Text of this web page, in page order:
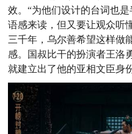
效。“为他们设计的台词也
语感来读，但又要让观众听
三千年，乌尔善希望这样做
感。国叔比干的扮演者王洛
就建立出了他的亚相文臣身